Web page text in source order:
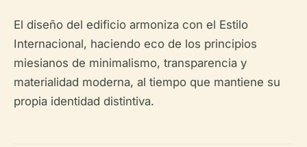
El diseño del edificio armoniza con el Estilo
Internacional, haciendo eco de los principios
miesianos de minimalismo, transparencia y
materialidad moderna, al tiempo que mantiene su
propia identidad distintiva.